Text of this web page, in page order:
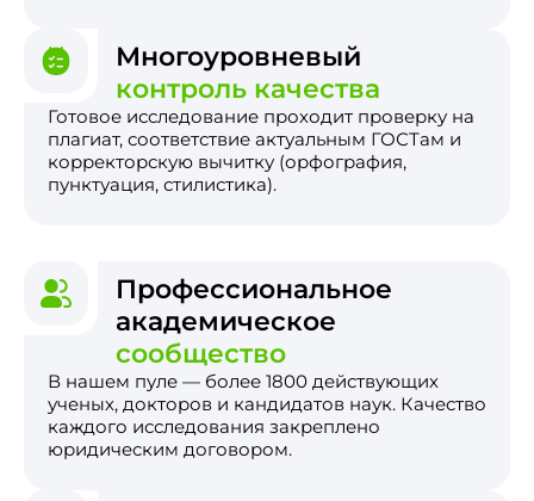
Многоуровневый
контроль качества
Готовое исследование проходит проверку на
плагиат, соответствие актуальным ГОСТам и
корректорскую вычитку (орфография,
пунктуация, стилистика).
Профессиональное
академическое
сообщество
В нашем пуле — более 1800 действующих
ученых, докторов и кандидатов наук. Качество
каждого исследования закреплено
юридическим договором.